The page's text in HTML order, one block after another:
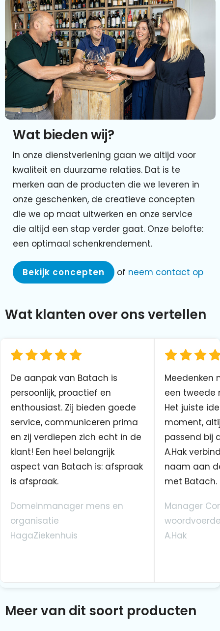
Wat bieden wij?
In onze dienstverlening gaan we altijd voor
kwaliteit en duurzame relaties. Dat is te
merken aan de producten die we leveren in
onze geschenken, de creatieve concepten
die we op maat uitwerken en onze service
die altijd een stap verder gaat. Onze belofte:
een optimaal schenkrendement.
Bekijk concepten of neem contact op
Wat klanten over ons vertellen
De aanpak van Batach is
persoonlijk, proactief en
enthousiast. Zij bieden goede
service, communiceren prima
en zij verdiepen zich echt in de
klant! Een heel belangrijk
aspect van Batach is: afspraak
is afspraak.
Domeinmanager mens en
organisatie
HagaZiekenhuis
Meedenken
een tweede
Het juiste
moment,
passend bij
A.Hak
naam aan
met Batach.
Manager
A.Hak
Meer van dit soort producten